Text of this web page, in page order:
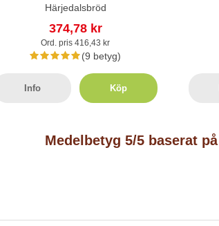
Härjedalsbröd
374,78 kr
Ord. pris 416,43 kr
(9 betyg)
Info Köp
Medelbetyg 5/5 baserat på